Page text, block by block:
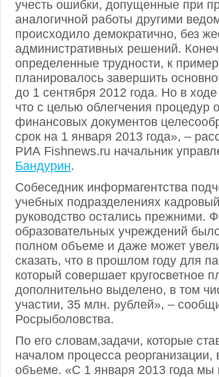
учесть ошибки, допущенные при
аналогичной работы другими
происходило демократично, без
административных решений.
определенные трудности, к
планировалось завершить
до 1 сентября 2012 года. Но в
что с целью облегчения процедур
финансовых документов
срок на 1 января 2013 года», –
РИА Fishnews.ru начальник
Бандурин.
Собеседник информагентства
учебных подразделениях
руководство остались прежними.
образовательных учреждений
полном объеме и даже может
сказать, что в прошлом году для
который совершает кругосветное
дополнительно выделено, в том
участии, 35 млн. рублей», –
Росрыболовства.
По его словам,задачи, которые
началом процесса
объеме. «С 1 января 2013 года мы